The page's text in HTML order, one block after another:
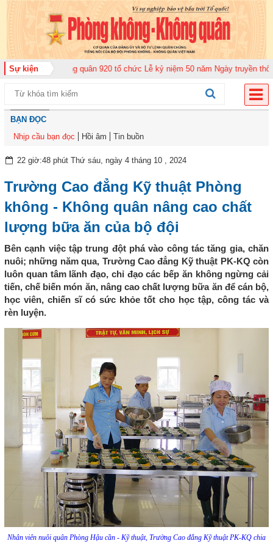
Sự kiện
đoàn Không quân 920 tổ chức Lễ kỷ niệm 50 năm Ngày truyền thống
BẠN ĐỌC
Nhịp cầu bạn đọc
Hồi âm Tin buồn
22 giờ:48 phút Thứ sáu, ngày 4 tháng 10 , 2024
Trường Cao đẳng Kỹ thuật Phòng
không - Không quân nâng cao chất
lượng bữa ăn của bộ đội
Bên cạnh việc tập trung đột phá vào công tác tăng gia, chăn
nuôi; những năm qua, Trường Cao đẳng Kỹ thuật PK-KQ còn
luôn quan tâm lãnh đạo, chỉ đạo các bếp ăn không ngừng cải
tiến, chế biến món ăn, nâng cao chất lượng bữa ăn để cán bộ,
học viên, chiến sĩ có sức khỏe tốt cho học tập, công tác và
rèn luyện.
Nhân viên nuôi quân Phòng Hậu cần - Kỹ thuật, Trường Cao đẳng Kỹ thuật PK-KQ chia